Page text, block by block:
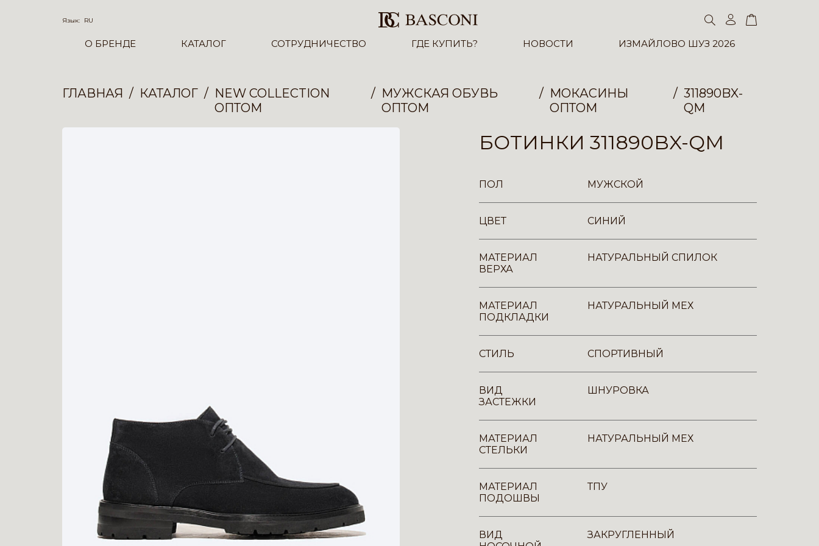
Язык: RU
О БРЕНДЕ КАТАЛОГ СОТРУДНИЧЕСТВО ГДЕ КУПИТЬ? НОВОСТИ ИЗМАЙЛОВО ШУЗ 2026
ГЛАВНАЯ КАТАЛОГ
NEW COLLECTION
ОПТОМ
МУЖСКАЯ ОБУВЬ
ОПТОМ
МОКАСИНЫ
ОПТОМ
311890BX-
QM
БОТИНКИ 311890BX-QM
ПОЛ МУЖСКОЙ
ЦВЕТ СИНИЙ
МАТЕРИАЛ
ВЕРХА
НАТУРАЛЬНЫЙ СПИЛОК
МАТЕРИАЛ
ПОДКЛАДКИ
НАТУРАЛЬНЫЙ МЕХ
СТИЛЬ СПОРТИВНЫЙ
ВИД
ЗАСТЕЖКИ
ШНУРОВКА
МАТЕРИАЛ
СТЕЛЬКИ
НАТУРАЛЬНЫЙ МЕХ
МАТЕРИАЛ
ПОДОШВЫ
ТПУ
ВИД
ЗАКРУГЛЕННЫЙ